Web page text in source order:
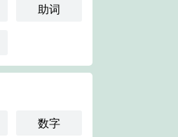
助词
数字